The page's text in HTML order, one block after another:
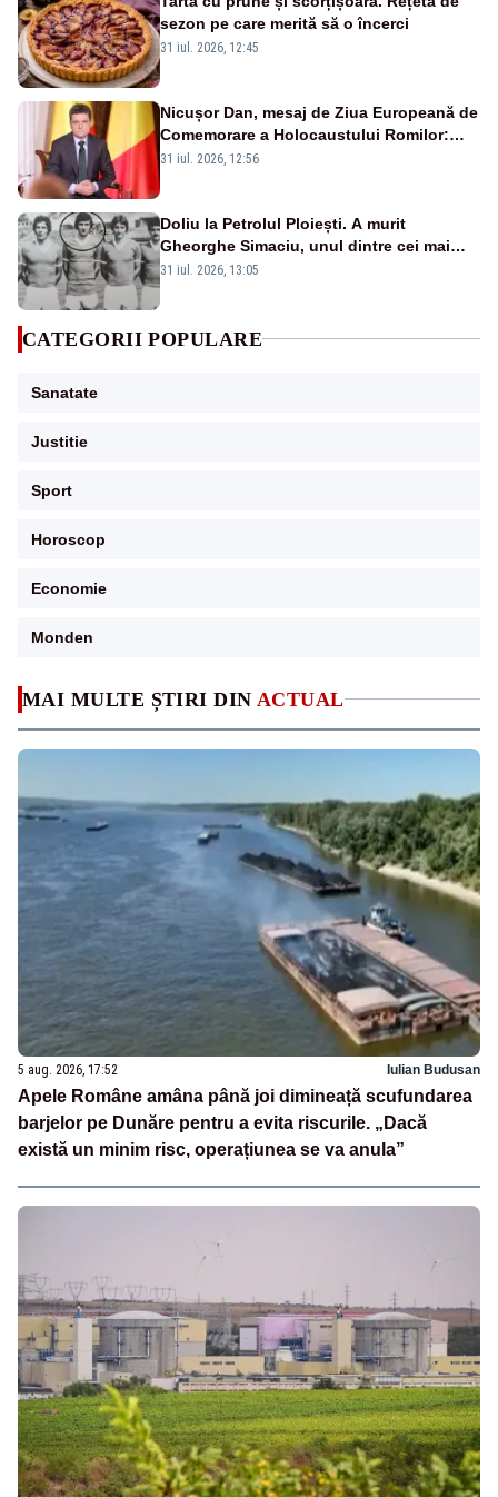
MAI MULTE ȘTIRI DIN ACTUAL
5 aug. 2026, 17:52 Iulian Budusan
Apele Române amâna până joi dimineață scufundarea
barjelor pe Dunăre pentru a evita riscurile. „Dacă
există un minim risc, operațiunea se va anula”
sezon pe care merită să o încerci
31 iul. 2026, 12:45
Nicușor Dan, mesaj de Ziua Europeană de
Comemorare a Holocaustului Romilor:
„Avem datoria să păstrăm vie memoria
31 iul. 2026, 12:56
Doliu la Petrolul Ploiești. A murit
Gheorghe Simaciu, unul dintre cei mai
mari golgheteri din istoria clubului
31 iul. 2026, 13:05
CATEGORII POPULARE
Sanatate
Justitie
Sport
Horoscop
Economie
Monden